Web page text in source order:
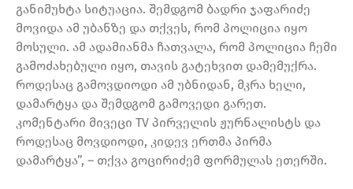
განიმუხტა სიტუაცია. შემდგომ ბადრი ჯაფარიძე
მოვიდა ამ უბანზე და თქვეს, რომ პოლიცია იყო
მოსული. ამ ადამიანმა ჩათვალა, რომ პოლიცია ჩემი
გამოძახებული იყო, თავის გატეხვით დამემუქრა.
როდესაც გამოვდიოდი ამ უბნიდან, მკრა ხელი,
დამარტყა და შემდგომ გამოვედი გარეთ.
კომენტარი მივეცი TV პირველის ჟურნალისტს და
როდესაც მოვდიოდი, კიდევ ერთმა პირმა
დამარტყა”, – თქვა გოცირიძემ ფორმულას ეთერში.